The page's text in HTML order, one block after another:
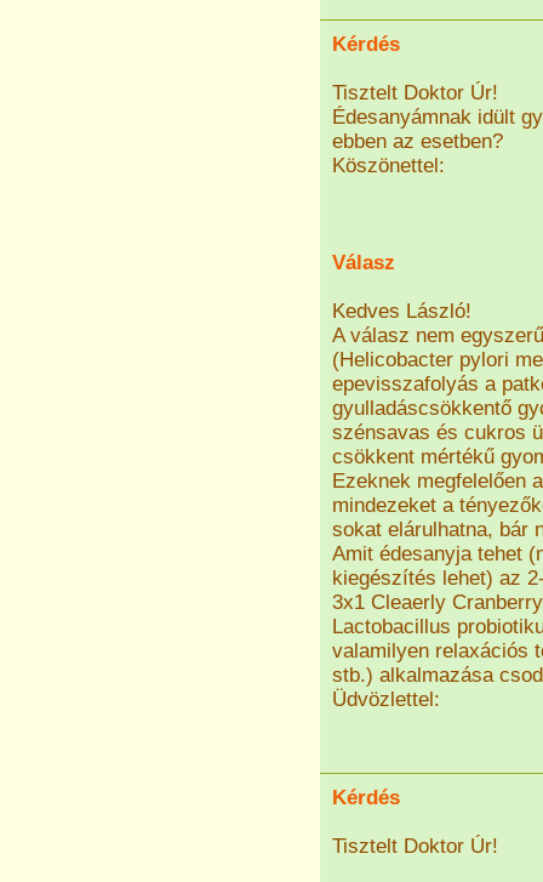
Kérdés
Tisztelt Doktor Úr!
Édesanyámnak idült
ebben az esetben?
Köszönettel:
Válasz
Kedves László!
A válasz nem
(Helicobacter pylori
epevisszafolyás a
gyulladáscsökkentő
szénsavas és cukros
csökkent mértékű
Ezeknek megfelelően
mindezeket a
sokat elárulhatna, bár
Amit édesanyja tehet
kiegészítés lehet) az
3x1 Cleaerly
Lactobacillus
valamilyen relaxációs
stb.) alkalmazása
Üdvözlettel:
Kérdés
Tisztelt Doktor Úr!